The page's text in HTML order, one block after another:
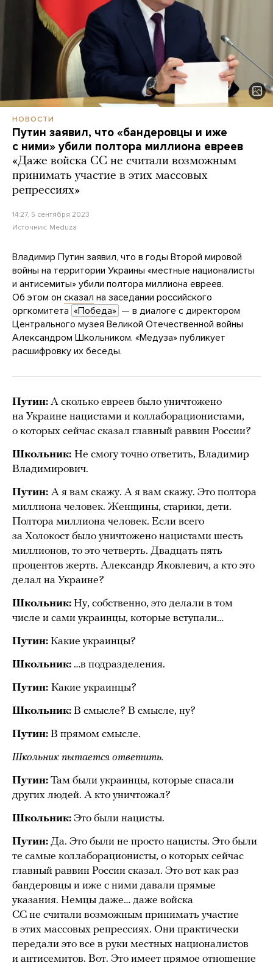
НОВОСТИ
Путин заявил, что «бандеровцы и иже
с ними» убили полтора миллиона евреев
«Даже войска СС не считали возможным
принимать участие в этих массовых
репрессиях»
14:27, 5 сентября 2023
Источник: Meduza
Владимир Путин заявил, что в годы Второй мировой
войны на территории Украины «местные националисты
и антисемиты» убили полтора миллиона евреев.
Об этом он сказал на заседании российского
оргкомитета «Победа» — в диалоге с директором
Центрального музея Великой Отечественной войны
Александром Школьником. «Медуза» публикует
расшифровку их беседы.
Путин: А сколько евреев было уничтожено
на Украине нацистами и коллаборационистами,
о которых сейчас сказал главный раввин России?
Школьник: Не смогу точно ответить, Владимир
Владимирович.
Путин: А я вам скажу. А я вам скажу. Это полтора
миллиона человек. Женщины, старики, дети.
Полтора миллиона человек. Если всего
за Холокост было уничтожено нацистами шесть
миллионов, то это четверть. Двадцать пять
процентов жертв. Александр Яковлевич, а кто это
делал на Украине?
Школьник: Ну, собственно, это делали в том
числе и сами украинцы, которые вступали…
Путин: Какие украинцы?
Школьник: …в подразделения.
Путин: Какие украинцы?
Школьник: В смысле? В смысле, ну?
Путин: В прямом смысле.
Школьник пытается ответить.
Путин: Там были украинцы, которые спасали
других людей. А кто уничтожал?
Школьник: Это были нацисты.
Путин: Да. Это были не просто нацисты. Это были
те самые коллаборационисты, о которых сейчас
главный раввин России сказал. Это вот как раз
бандеровцы и иже с ними давали прямые
указания. Немцы даже… даже войска
СС не считали возможным принимать участие
в этих массовых репрессиях. Они практически
передали это все в руки местных националистов
и антисемитов. Вот. Это имеет прямое отношение